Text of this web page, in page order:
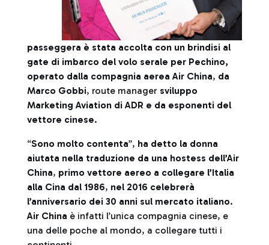
passeggera è stata accolta con un brindisi al
gate di imbarco del volo serale per Pechino,
operato dalla compagnia aerea Air China, da
Marco Gobbi, route manager sviluppo
Marketing Aviation di ADR e da esponenti del
vettore cinese.
“Sono molto contenta”, ha detto la donna
aiutata nella traduzione da una hostess dell’Air
China, primo vettore aereo a collegare l’Italia
alla Cina dal 1986, nel 2016 celebrerà
l’anniversario dei 30 anni sul mercato italiano.
Air China è infatti l’unica compagnia cinese, e
una delle poche al mondo, a collegare tutti i